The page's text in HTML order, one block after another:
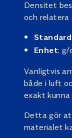
Densitet
och relatera
Standard
Enhet: g/
Vanligtvis
både i luft
exakt
Detta gör
materialet